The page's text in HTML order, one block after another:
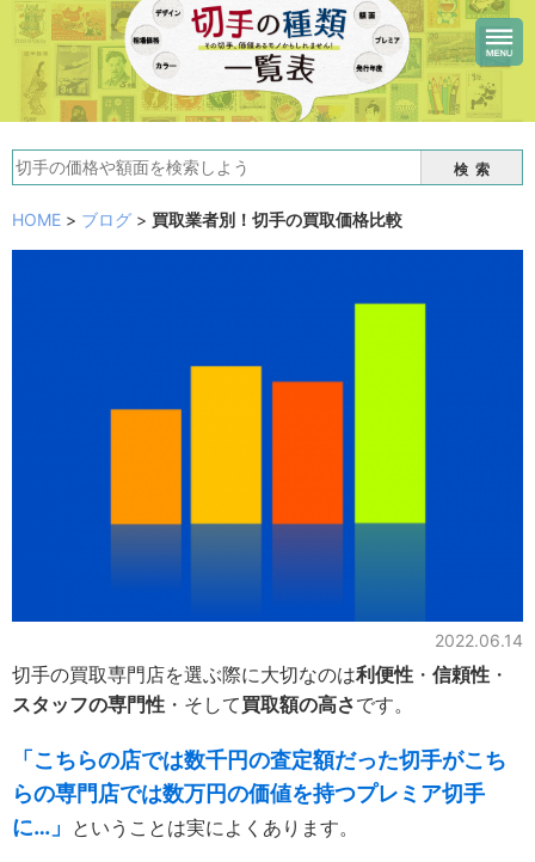
検索
HOME > ブログ > 買取業者別！切手の買取価格比較
2022.06.14
切手の買取専門店を選ぶ際に大切なのは利便性 ・ 信頼性 ・
スタッフの専門性 ・そして買取額の高さです。
「こちらの店では数千円の査定額だった切手がこち
らの専門店では数万円の価値を持つプレミア切手
に…」 ということは実によくあります。